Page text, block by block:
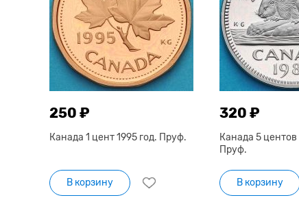
250 ₽
Канада 1 цент 1995 год. Пруф.
В корзину
320 ₽
Канада 5 центов
Пруф.
В корзину